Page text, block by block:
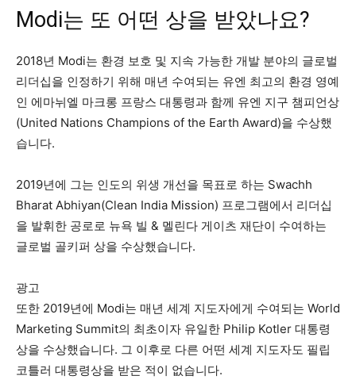
Modi는 또 어떤 상을 받았나요?
2018년 Modi는 환경 보호 및 지속 가능한 개발 분야의 글로벌
리더십을 인정하기 위해 매년 수여되는 유엔 최고의 환경 영예
인 에마뉘엘 마크롱 프랑스 대통령과 함께 유엔 지구 챔피언상
(United Nations Champions of the Earth Award)을 수상했
습니다.
2019년에 그는 인도의 위생 개선을 목표로 하는 Swachh
Bharat Abhiyan(Clean India Mission) 프로그램에서 리더십
을 발휘한 공로로 뉴욕 빌 & 멜린다 게이츠 재단이 수여하는
글로벌 골키퍼 상을 수상했습니다.
광고
또한 2019년에 Modi는 매년 세계 지도자에게 수여되는 World
Marketing Summit의 최초이자 유일한 Philip Kotler 대통령
상을 수상했습니다. 그 이후로 다른 어떤 세계 지도자도 필립
코틀러 대통령상을 받은 적이 없습니다.